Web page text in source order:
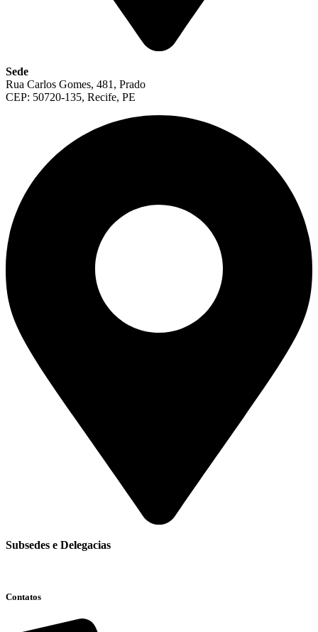
Sede
Rua Carlos Gomes, 481, Prado
CEP: 50720-135, Recife, PE
Subsedes e Delegacias
Contatos